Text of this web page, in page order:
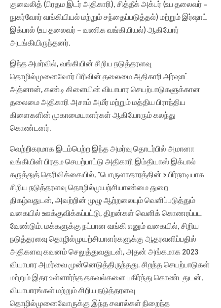
குவைலித் (பிரதம இடர் அதிகாரி), சித்தீக் அக்பர் (உப தலைவர் –
நுகர்வோர் வங்கியியல் மற்றும் சந்தைப்படுத்தல்) மற்றும் இர்ஷாட்
இக்பால் (உப தலைவர் – வணிக வங்கியியல்) ஆகியோர்
அடங்கியிருந்தனர்.
இந்த அமர்வில், வங்கியின் சிறிய நடுத்தரளவு
தொழில்முனைவோர் பிரிவின் தலைமை அதிகாரி அர்ஷாட்
அத்னான், கண்டி கிளையின் வியாபார செயற்பாடுகளுக்கான
தலைமை அதிகாரி அசாம் அமீர் மற்றும் மத்திய பிராந்திய
கிளைகளின் முகாமையாளர்கள் ஆகியோரும் கலந்து
கொண்டனர்.
வெற்றிகரமாக இடம்பெற்ற இந்த அமர்வு தொடர்பில் அமானா
வங்கியின் பிரதம செயற்பாட்டு அதிகாரி இம்தியாஸ் இக்பால்
கருத்துத் தெரிவிக்கையில், “பொருளாதாரத்தின் உயிர்நாடியாக
சிறிய நடுத்தரளவு தொழில்முயற்சியாண்மை துறை
திகழ்வதுடன், அவற்றின் முழு ஆற்றலையும் வெளிப்படுத்தும்
வகையில் ஊக்குவிக்கப்பட்டு, திறன்கள் வெளிக் கொணரப்பட
வேண்டும். மக்களுக்கு நட்பான வங்கி எனும் வகையில், சிறிய
நடுத்தரளவு தொழில்முயற்சியாளர்களுக்கு ஆதரவளிப்பதில்
அதிகளவு கவனம் செலுத்துவதுடன், அதன் அங்கமாக 2023
வியாபார அமர்வை முன்னெடுத்திருந்தது. சிறந்த செயற்பாடுகள்
மற்றும் இதர உள்ளார்ந்த தகவல்களை பகிர்ந்து கொண்டதுடன்,
வியாபாரங்கள் மற்றும் சிறிய நடுத்தரளவு
தொழில்முனைவோருக்கு இந்த சவால்கள் நிறைந்த